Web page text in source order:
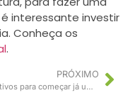
interessante investir
Conheça os
.
PRÓXIMO
13 motivos para começar já um investimento em Mogno Africano